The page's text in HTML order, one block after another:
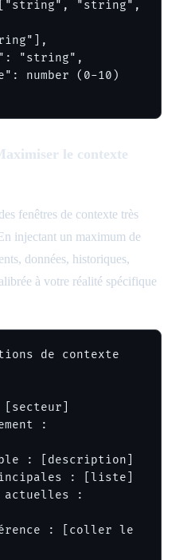
le contexte
fenêtres de contexte très
injectant un maximum de
données, historiques,
à votre réalité spécifique
de contexte
:
: [description]
: [liste]
actuelles :
: [coller le